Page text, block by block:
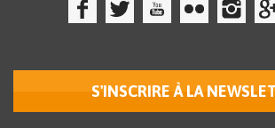
S'INSCRIRE À LA